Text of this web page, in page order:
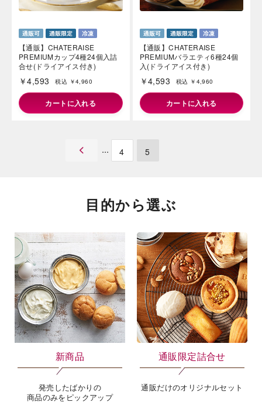
【通販】CHATERAISE
PREMIUMカップ4種24個入詰
合せ(ドライアイス付き)
￥4,593 税込 ￥4,960
カートに入れる
【通販】CHATERAISE
PREMIUMバラエティ6種24個
入(ドライアイス付き)
￥4,593 税込 ￥4,960
カートに入れる
4 5
目的から選ぶ
新商品
発売したばかりの
商品のみをピックアップ
通販限定詰合せ
通販だけのオリジナルセット